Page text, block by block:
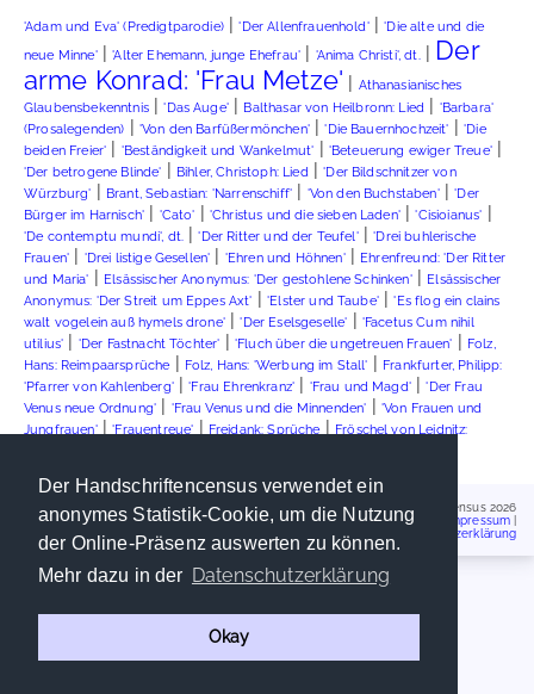
Der Handschriftencensus verwendet ein
anonymes Statistik-Cookie, um die Nutzung
der Online-Präsenz auswerten zu können.
Mehr dazu in der Datenschutzerklärung
Okay
'Adam und Eva' (Predigtparodie)|'Der Allenfrauenhold'|'Die alte und die
neue Minne'|'Alter Ehemann, junge Ehefrau' | 'Anima Christi', dt.| Der
arme Konrad: 'Frau Metze' | Athanasianisches
Glaubensbekenntnis|'Das Auge'| Balthasar von Heilbronn: Lied | 'Barbara'
(Prosalegenden) | 'Von den Barfüßermönchen'|'Die Bauernhochzeit' |'Die
beiden Freier' | 'Beständigkeit und Wankelmut' | 'Beteuerung ewiger Treue'|
'Der betrogene Blinde' | Bihler, Christoph: Lied|'Der Bildschnitzer von
Würzburg' | Brant, Sebastian: 'Narrenschiff' | 'Von den Buchstaben'|'Der
Bürger im Harnisch' | 'Cato' | 'Christus und die sieben Laden'|'Cisioianus' |
'De contemptu mundi', dt. |'Der Ritter und der Teufel'|'Drei buhlerische
Frauen' | 'Drei listige Gesellen' | 'Ehren und Höhnen'| Ehrenfreund: 'Der Ritter
und Maria' | Elsässischer Anonymus: 'Der gestohlene Schinken'| Elsässischer
Anonymus: 'Der Streit um Eppes Axt' |'Elster und Taube'|'Es flog ein clains
walt vogelein auß hymels drone'|'Der Eselsgeselle' | 'Facetus Cum nihil
utilius' | 'Der Fastnacht Töchter' | 'Fluch über die ungetreuen Frauen' | Folz,
Hans: Reimpaarsprüche | Folz, Hans: 'Werbung im Stall' | Frankfurter, Philipp:
'Pfarrer von Kahlenberg'|'Frau Ehrenkranz' | 'Frau und Magd'|'Der Frau
Venus neue Ordnung' | 'Frau Venus und die Minnenden' | 'Von Frauen und
Jungfrauen'|'Frauentreue' | Freidank: Sprüche | Fröschel von Leidnitz:
Handschriftencensus 2026
Impressum
Datenschutzerklärung